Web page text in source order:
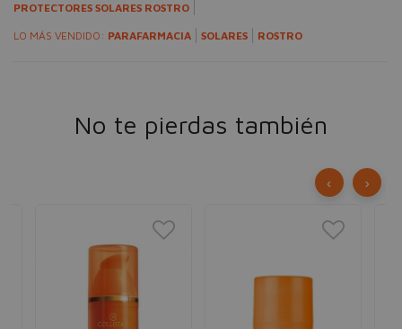
PROTECTORES SOLARES ROSTRO
LO MÁS VENDIDO: PARAFARMACIA SOLARES ROSTRO
No te pierdas también
‹ ›